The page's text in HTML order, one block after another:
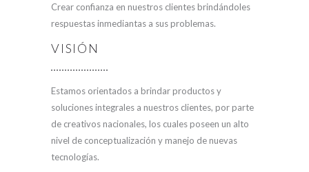
Crear confianza en nuestros clientes brindándoles
respuestas inmediantas a sus problemas.
VISIÓN
Estamos orientados a brindar productos y
soluciones integrales a nuestros clientes, por parte
de creativos nacionales, los cuales poseen un alto
nivel de conceptualización y manejo de nuevas
tecnologías.